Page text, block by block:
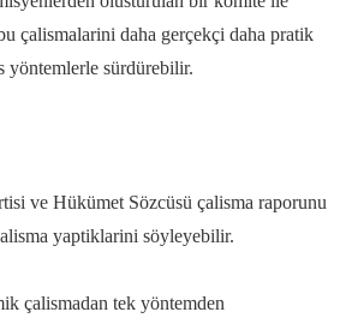
çalismalarini daha gerçekçi daha pratik
yöntemlerle sürdürebilir.
ve Hükümet Sözcüsü çalisma raporunu
yaptiklarini söyleyebilir.
çalismadan tek yöntemden